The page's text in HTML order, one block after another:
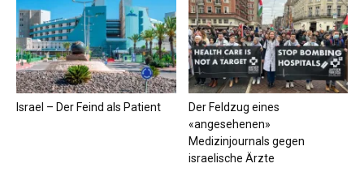
Israel – Der Feind als Patient
Der Feldzug eines
«angesehenen»
Medizinjournals gegen
israelische Ärzte